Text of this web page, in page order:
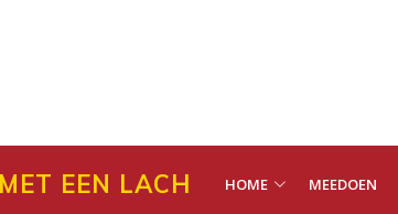
EEN LACH HOME MEEDOEN